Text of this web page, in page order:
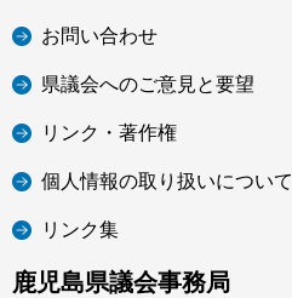
お問い合わせ
県議会へのご意見と要望
リンク・著作権
個人情報の取り扱いについて
リンク集
鹿児島県議会事務局